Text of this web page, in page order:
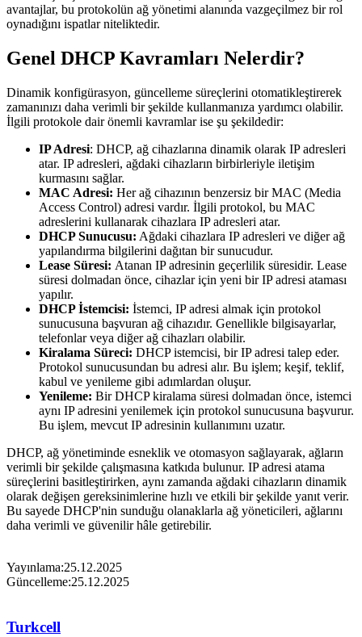
avantajlar, bu protokolün ağ yönetimi alanında vazgeçilmez bir rol
oynadığını ispatlar niteliktedir.
Genel DHCP Kavramları Nelerdir?
Dinamik konfigürasyon, güncelleme süreçlerini otomatikleştirerek
zamanınızı daha verimli bir şekilde kullanmanıza yardımcı olabilir.
İlgili protokole dair önemli kavramlar ise şu şekildedir:
IP Adresi: DHCP, ağ cihazlarına dinamik olarak IP adresleri
atar. IP adresleri, ağdaki cihazların birbirleriyle iletişim
kurmasını sağlar.
MAC Adresi: Her ağ cihazının benzersiz bir MAC (Media
Access Control) adresi vardır. İlgili protokol, bu MAC
adreslerini kullanarak cihazlara IP adresleri atar.
DHCP Sunucusu: Ağdaki cihazlara IP adresleri ve diğer ağ
yapılandırma bilgilerini dağıtan bir sunucudur.
Lease Süresi: Atanan IP adresinin geçerlilik süresidir. Lease
süresi dolmadan önce, cihazlar için yeni bir IP adresi ataması
yapılır.
DHCP İstemcisi: İstemci, IP adresi almak için protokol
sunucusuna başvuran ağ cihazıdır. Genellikle bilgisayarlar,
telefonlar veya diğer ağ cihazları olabilir.
Kiralama Süreci: DHCP istemcisi, bir IP adresi talep eder.
Protokol sunucusundan bu adresi alır. Bu işlem; keşif, teklif,
kabul ve yenileme gibi adımlardan oluşur.
Yenileme: Bir DHCP kiralama süresi dolmadan önce, istemci
aynı IP adresini yenilemek için protokol sunucusuna başvurur.
Bu işlem, mevcut IP adresinin kullanımını uzatır.
DHCP, ağ yönetiminde esneklik ve otomasyon sağlayarak, ağların
verimli bir şekilde çalışmasına katkıda bulunur. IP adresi atama
süreçlerini basitleştirirken, aynı zamanda ağdaki cihazların dinamik
olarak değişen gereksinimlerine hızlı ve etkili bir şekilde yanıt verir.
Bu sayede DHCP'nin sunduğu olanaklarla ağ yöneticileri, ağlarını
daha verimli ve güvenilir hâle getirebilir.
Yayınlama:25.12.2025
Güncelleme:25.12.2025
Turkcell